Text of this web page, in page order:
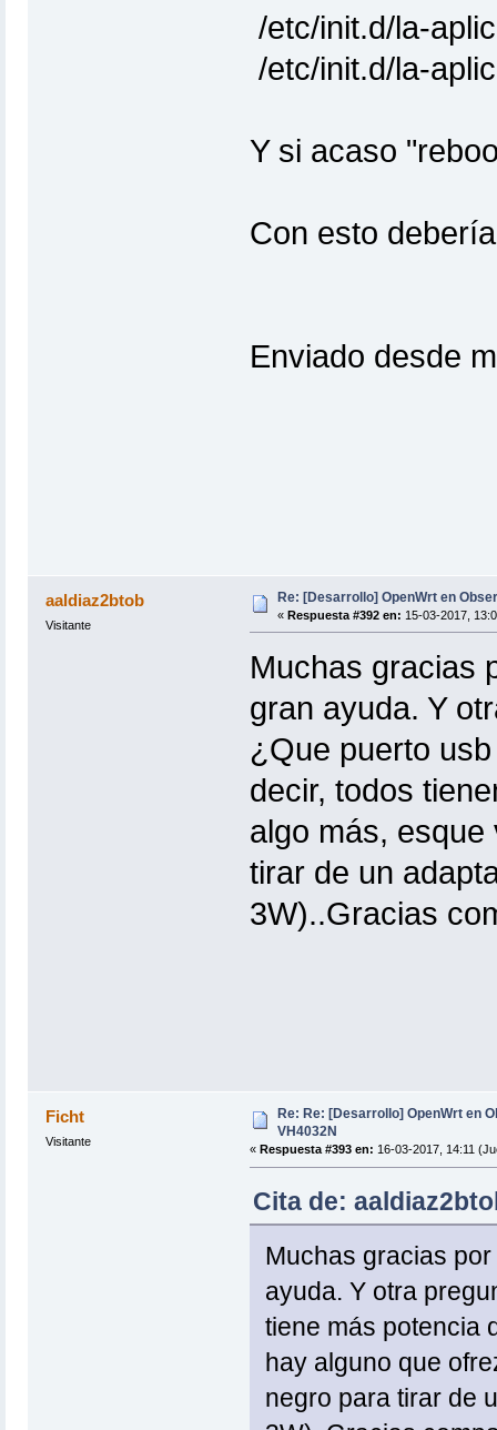
/etc/init.d/la-
/etc/init.d/la-
Y si acaso
Con esto
Enviado desde
aaldiaz2btob
Visitante
Re: [Desarrollo] OpenWrt en
« Respuesta #392 en: 15-03-2017,
Muchas gracias
gran ayuda. Y
¿Que puerto
decir, todos
algo más,
tirar de un
3W)..Gracias
Ficht
Visitante
Re: Re: [Desarrollo] OpenWrt en
VH4032N
« Respuesta #393 en: 16-03-2017, 14:11
Cita de:
Muchas gracias
ayuda. Y otra
tiene más potencia
hay alguno que
negro para tirar de